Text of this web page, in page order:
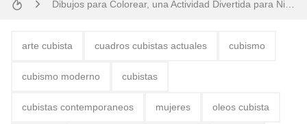
arte cubista cuadros cubistas actuales cubismo
cubismo moderno cubistas
cubistas contemporaneos mujeres oleos cubista